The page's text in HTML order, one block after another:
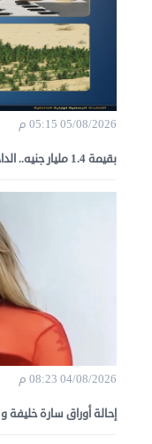
05/08/2026 05:15 م
بقيمة 1.4 مليار جنيه.. الداخلية ...
04/08/2026 08:23 م
إحالة أوراق سارة خليفة و12 متهمًا ...